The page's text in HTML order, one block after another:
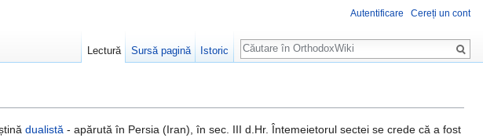
dualistă - apărută în Persia (Iran), în sec. III d.Hr. Întemeietorul sectei se crede că a fost
Autentificare Cereți un cont
Lectură Sursă pagină Istoric
Căutare